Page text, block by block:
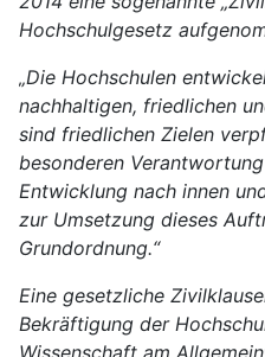
Hochschulgesetz
„Die Hochschulen
nachhaltigen, friedlichen
sind friedlichen Zielen
besonderen
Entwicklung nach innen
zur Umsetzung dieses
Grundordnung.“
Eine gesetzliche
Bekräftigung der
Wissenschaft am